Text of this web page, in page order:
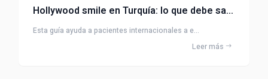
Hollywood smile en Turquía: lo que debe saber
Esta guía ayuda a pacientes internacionales a e...
Leer más